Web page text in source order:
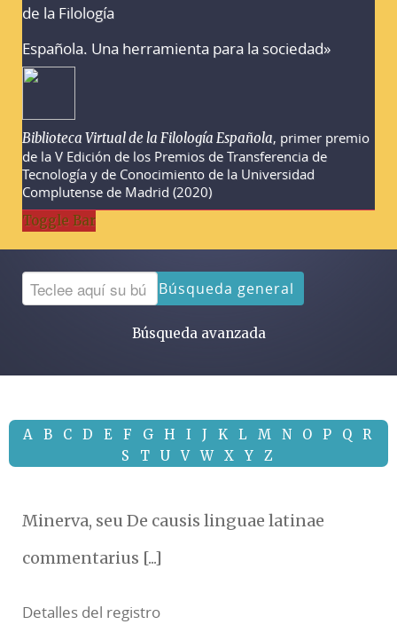
de la Filología
Española. Una herramienta para la sociedad»
Biblioteca Virtual de la Filología Española, primer premio
de la V Edición de los Premios de Transferencia de
Tecnología y de Conocimiento de la Universidad
Complutense de Madrid (2020)
Toggle Bar
Búsqueda general
Búsqueda avanzada
A B C D E F G H I J K L M N O P Q
R
S
T U V W X Y Z
Minerva, seu De causis linguae latinae
commentarius [...]
Detalles del registro